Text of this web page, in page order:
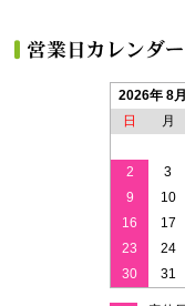
2026年 8月
日
月
2
3
9
10
16
17
23
24
30
31